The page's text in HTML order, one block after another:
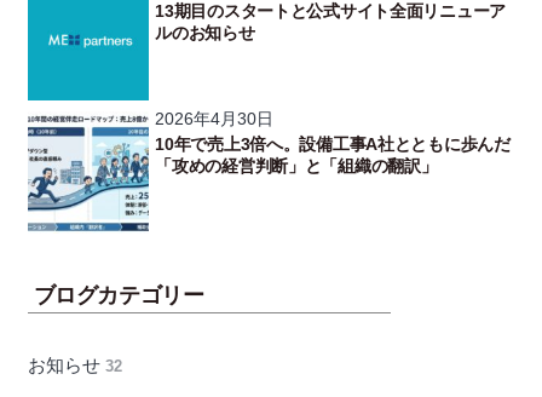
13期目のスタートと公式サイト全面リニューア
ルのお知らせ
2026年4月30日
10年で売上3倍へ。設備工事A社とともに歩んだ
「攻めの経営判断」と「組織の翻訳」
ブログカテゴリー
お知らせ 32